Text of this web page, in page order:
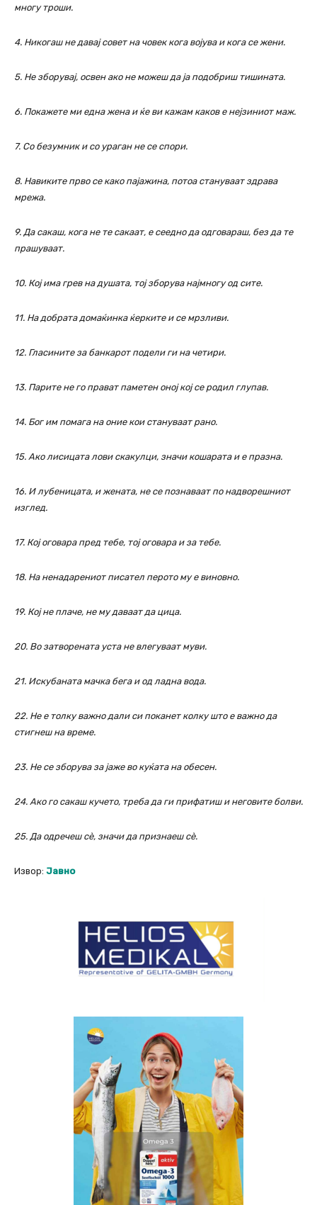
многу троши.
4. Никогаш не давај совет на човек кога војува и кога се жени.
5. Не зборувај, освен ако не можеш да ја подобриш тишината.
6. Покажете ми една жена и ќе ви кажам каков е нејзиниот маж.
7. Со безумник и со ураган не се спори.
8. Навиките прво се како пајажина, потоа стануваат здрава
мрежа.
9. Да сакаш, кога не те сакаат, е сеедно да одговараш, без да те
прашуваат.
10. Кој има грев на душата, тој зборува најмногу од сите.
11. На добрата домаќинка ќерките и се мрзливи.
12. Гласините за банкарот подели ги на четири.
13. Парите не го прават паметен оној кој се родил глупав.
14. Бог им помага на оние кои стануваат рано.
15. Ако лисицата лови скакулци, значи кошарата и е празна.
16. И лубеницата, и жената, не се познаваат по надворешниот
изглед.
17. Кој оговара пред тебе, тој оговара и за тебе.
18. На ненадарениот писател перото му е виновно.
19. Кој не плаче, не му даваат да цица.
20. Во затворената уста не влегуваат муви.
21. Искубаната мачка бега и од ладна вода.
22. Не е толку важно дали си поканет колку што е важно да
стигнеш на време.
23. Не се зборува за јаже во куќата на обесен.
24. Ако го сакаш кучето, треба да ги прифатиш и неговите болви.
25. Да одречеш сè, значи да признаеш сè.
Извор: Јавно